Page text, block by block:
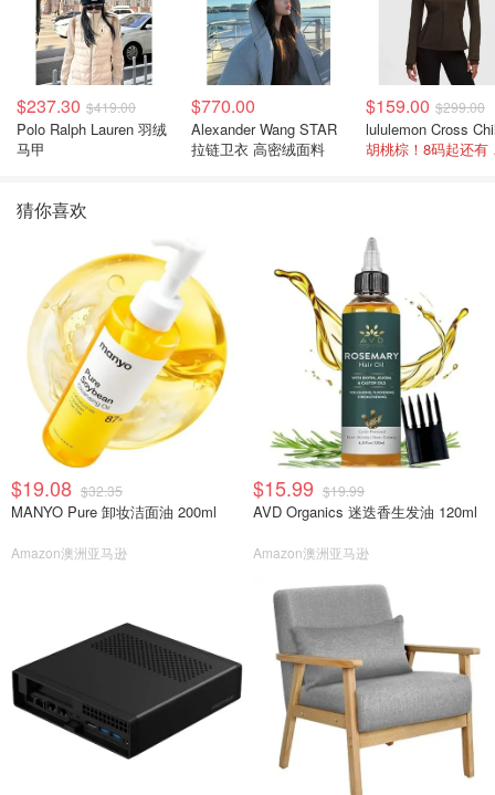
$237.30 $419.00
Polo Ralph Lauren 羽绒
马甲
$770.00
Alexander Wang STAR
拉链卫衣 高密绒面料
$159.00 $299.00
猜你喜欢
$19.08 $32.35
MANYO Pure 卸妆洁面油 200ml
Amazon澳洲亚马逊
$15.99 $19.99
AVD Organics 迷迭香生发油 120ml
Amazon澳洲亚马逊